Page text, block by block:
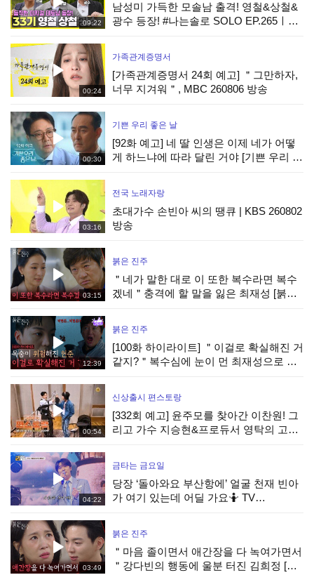
09:22
남성미 가득한 모솔남 출격! 영철&상철&
광수 등장! #나는솔로 SOLO EP.265ㅣ
00:24
가족관계증명서
[가족관계증명서 24회 예고] ＂그만하자,
너무 지겨워＂, MBC 260806 방송
00:30
기쁜 우리 좋은 날
[92화 예고] 네 딸 인생은 이제 네가 어떻
게 하느냐에 따라 달린 거야 [기쁜 우리 좋
03:16
전국 노래자랑
초대가수 손빈아 씨의 땡큐 | KBS 260802
방송
03:15
붉은 진주
＂네가 말한 대로 이 또한 복수라면 복수
겠네＂충격에 할 말을 잃은 최재성 [붉은
12:39
붉은 진주
[100화 하이라이트] ＂이걸로 확실해진 거
같지?＂복수심에 눈이 먼 최재성으로 목
00:54
신상출시 편스토랑
[332회 예고] 윤주모를 찾아간 이찬원! 그
리고 가수 지승현&프로듀서 영탁의 고된
04:22
금타는 금요일
당장 ‘돌아와요 부산항에’ 얼굴 천재 빈아
가 여기 있는데 어딜 가요🤷‍️ TV
03:49
붉은 진주
＂마음 졸이면서 애간장을 다 녹여가면서
＂강다빈의 행동에 울분 터진 김희정 [붉